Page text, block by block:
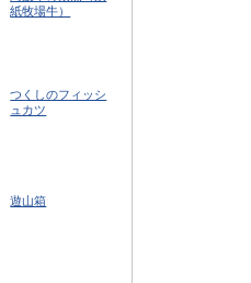
紙牧場牛）
つくしのフィッシ
ュカツ
遊山箱